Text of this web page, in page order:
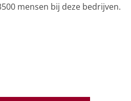
mensen bij deze bedrijven.